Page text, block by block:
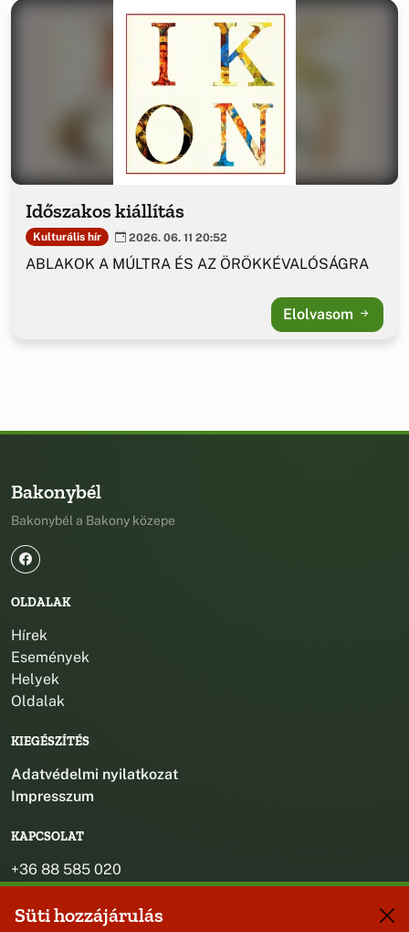
Időszakos kiállítás
Kulturális hír 2026. 06. 11 20:52
ABLAKOK A MÚLTRA ÉS AZ ÖRÖKKÉVALÓSÁGRA
Elolvasom
Bakonybél
Bakonybél a Bakony közepe
OLDALAK
Hírek
Események
Helyek
Oldalak
KIEGÉSZÍTÉS
Adatvédelmi nyilatkozat
Impresszum
KAPCSOLAT
+36 88 585 020
+36 30 442 8024
titkarsag@bakonybel.hu
Süti hozzájárulás